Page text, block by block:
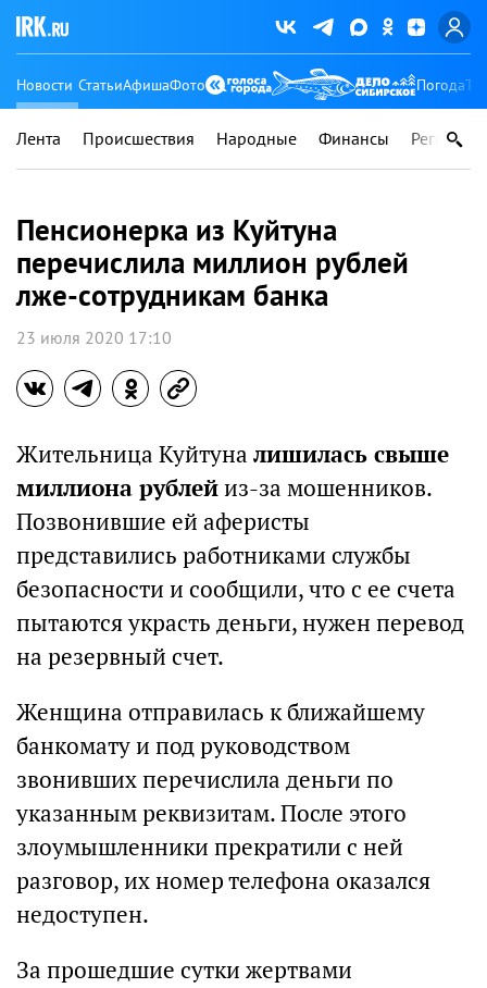
Новости СтатьиАфишаФото Погода
Лента Происшествия Народные Финансы Регионы
Пенсионерка из Куйтуна
перечислила миллион рублей
лже-сотрудникам банка
23 июля 2020 17:10
Жительница Куйтуна лишилась свыше
миллиона рублейиз-за мошенников.
Позвонившие ей аферисты
представились работниками службы
безопасности и сообщили, что с ее счета
пытаются украсть деньги, нужен перевод
на резервный счет.
Женщина отправилась к ближайшему
банкомату и под руководством
звонивших перечислила деньги по
указанным реквизитам. После этого
злоумышленники прекратили с ней
разговор, их номер телефона оказался
недоступен.
За прошедшие сутки жертвами